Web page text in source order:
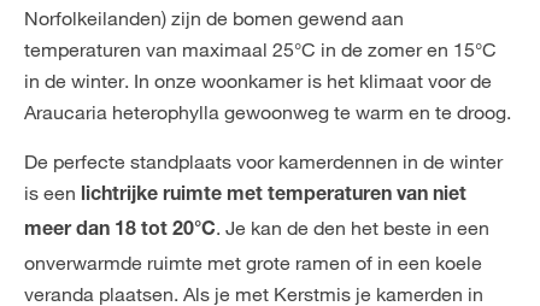
Norfolkeilanden) zijn de bomen gewend aan
temperaturen van maximaal 25°C in de zomer en 15°C
in de winter. In onze woonkamer is het klimaat voor de
Araucaria heterophylla gewoonweg te warm en te droog.
De perfecte standplaats voor kamerdennen in de winter
is een lichtrijke ruimte met temperaturen van niet
meer dan 18 tot 20°C. Je kan de den het beste in een
onverwarmde ruimte met grote ramen of in een koele
veranda plaatsen. Als je met Kerstmis je kamerden in